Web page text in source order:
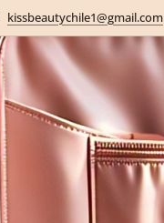
kissbeautychile1@gmail.com